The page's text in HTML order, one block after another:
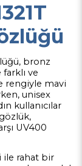
bronz
ve
rengiyle mavi
unisex
kullanıcılar
UV400
ile rahat bir